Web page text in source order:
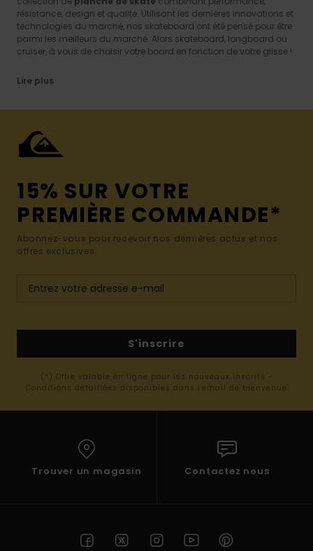
résistance, design et qualité. Utilisant les dernières innovations et
technologies du marché, nos skateboard ont été pensé pour être
parmi les meilleurs du marché. Alors skateboard, longboard ou
cruiser, à vous de choisir votre board en fonction de votre glisse !
Lire plus
15% SUR VOTRE
PREMIÈRE COMMANDE*
Abonnez-vous pour recevoir nos dernières actus et nos
offres exclusives.
S'inscrire
(*) Offre valable en ligne pour les nouveaux inscrits -
Conditions détaillées disponibles dans l'email de bienvenue
Trouver un magasin Contactez nous